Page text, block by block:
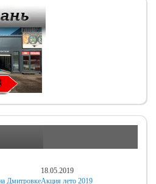
Дмитровке
18.05.2019
Акция лето 2019